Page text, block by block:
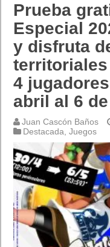
Prueba
Especial
y disfruta
4
abril al 6
Juan Cascón Baños
Destacada ,Juegos